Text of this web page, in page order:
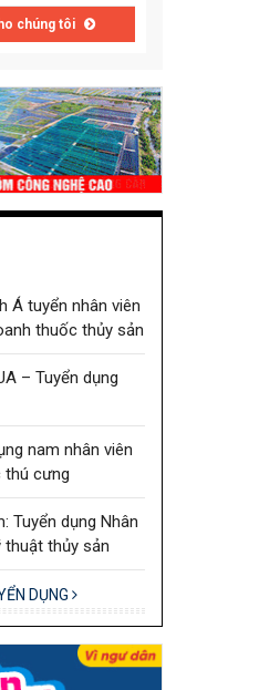
chúng tôi
Á tuyển nhân viên
thuốc thủy sản
– Tuyển dụng
nam nhân viên
thú cưng
Tuyển dụng Nhân
thuật thủy sản
DỤNG